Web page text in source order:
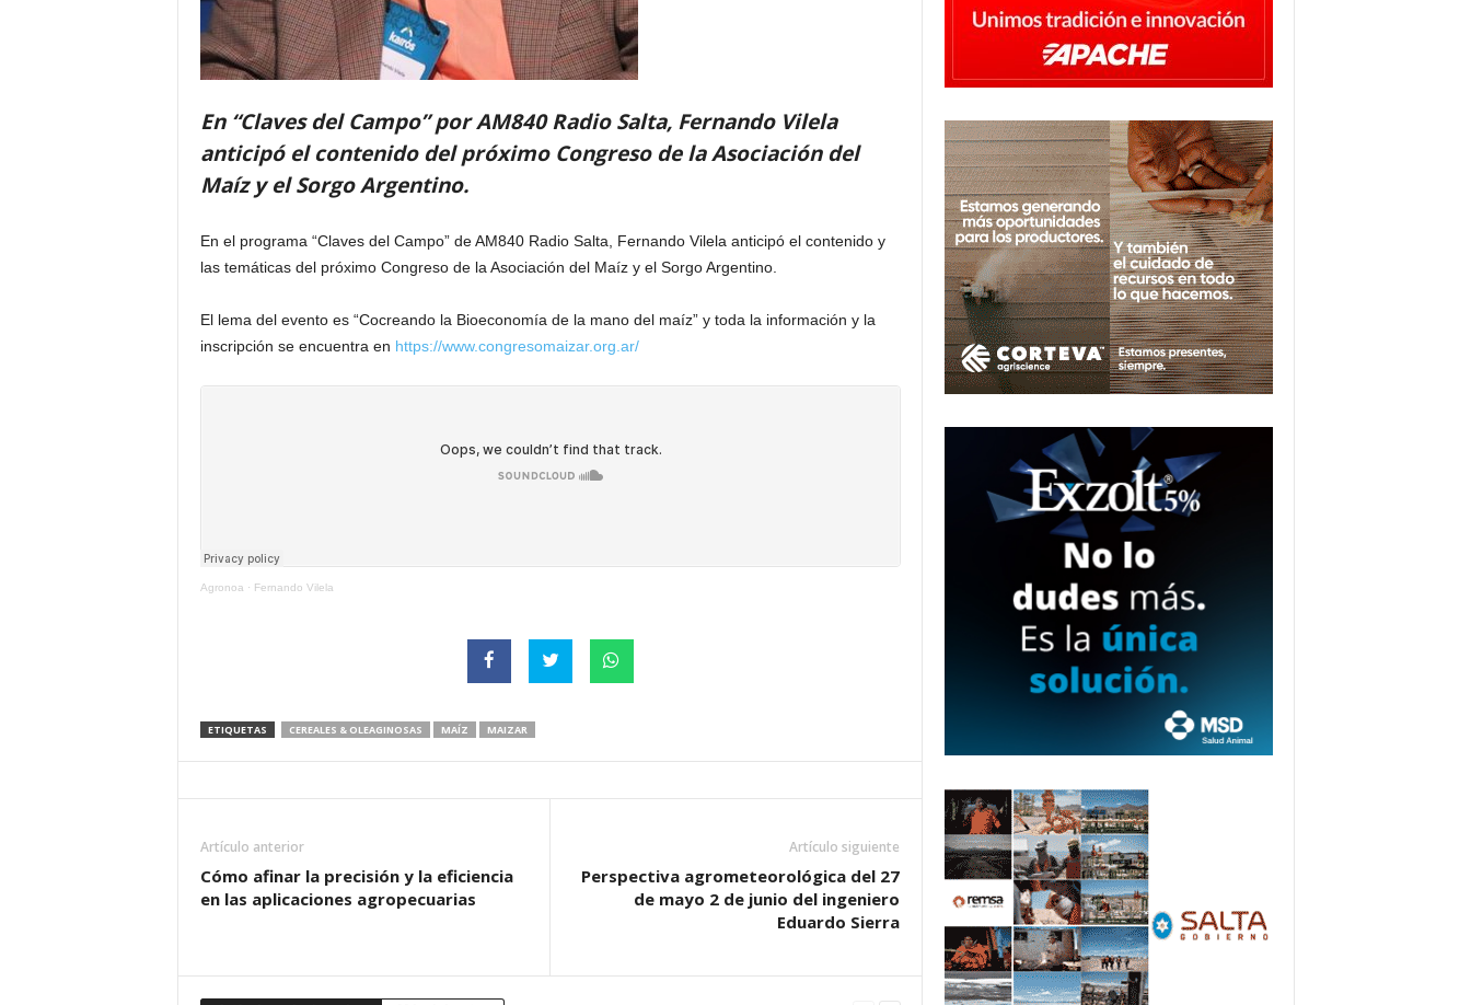
En “Claves del Campo” por AM840 Radio Salta, Fernando Vilela
anticipó el contenido del próximo Congreso de la Asociación del
Maíz y el Sorgo Argentino.
En el programa “Claves del Campo” de AM840 Radio Salta, Fernando Vilela anticipó el contenido y
las temáticas del próximo Congreso de la Asociación del Maíz y el Sorgo Argentino.
El lema del evento es “Cocreando la Bioeconomía de la mano del maíz” y toda la información y la
inscripción se encuentra en https://www.congresomaizar.org.ar/
Agronoa · Fernando Vilela
ETIQUETAS CEREALES & OLEAGINOSAS MAÍZ MAIZAR
Artículo anterior
Cómo afinar la precisión y la eficiencia
en las aplicaciones agropecuarias
Artículo siguiente
Perspectiva agrometeorológica del 27
de mayo 2 de junio del ingeniero
Eduardo Sierra